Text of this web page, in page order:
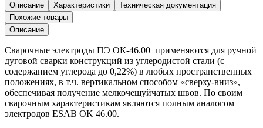
Описание Характеристики
Техническая документация
Похожие товары
Описание
Сварочные электроды ПЭ ОК-46.00 применяются для ручной
дуговой сварки конструкций из углеродистой стали (с
содержанием углерода до 0,22%) в любых пространственных
положениях, в т.ч. вертикальном способом «сверху-вниз»,
обеспечивая получение мелкочешуйчатых швов. По своим
сварочным характеристикам являются полным аналогом
электродов ESAB OK 46.00.